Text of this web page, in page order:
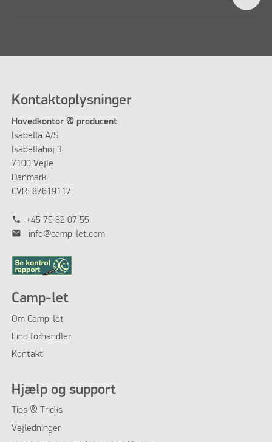
Kontaktoplysninger
Hovedkontor & producent
Isabella A/S
Isabellahøj 3
7100 Vejle
Danmark
CVR: 87619117
phone +45 75 82 07 55
mail info@camp-let.com
Camp-let
Om Camp-let
Find forhandler
Kontakt
Hjælp og support
Tips & Tricks
Vejledninger